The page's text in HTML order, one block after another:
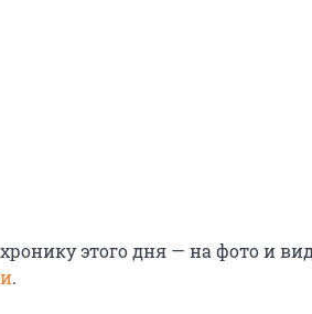
этого дня — на фото и
.